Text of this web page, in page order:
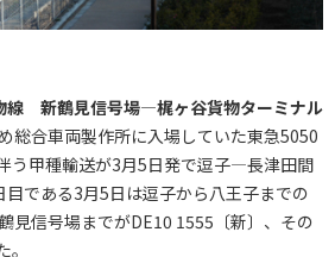
線 新鶴見信号場―梶ヶ谷貨物ターミナル
総合車両製作所に入場していた東急5050
う甲種輸送が3月5日発で逗子―長津田間
である3月5日は逗子から八王子までの
見信号場までがDE10 1555〔新〕、その